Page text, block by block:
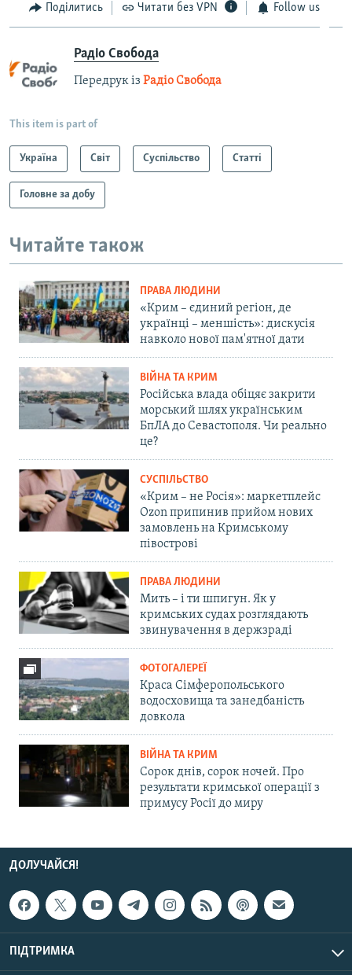
Поділитись Читати без VPN Follow us
Радіо Свобода
Передрук із Радіо Свобода
This item is part of
Україна Світ Суспільство Статті
Головне за добу
Читайте також
ПРАВА ЛЮДИНИ
«Крим – єдиний регіон, де
українці – меншість»: дискусія
навколо нової пам'ятної дати
ВІЙНА ТА КРИМ
Російська влада обіцяє закрити
морський шлях українським
БпЛА до Севастополя. Чи реально
це?
СУСПІЛЬСТВО
«Крим – не Росія»: маркетплейс
Ozon припинив прийом нових
замовлень на Кримському
півострові
ПРАВА ЛЮДИНИ
Мить – і ти шпигун. Як у
кримських судах розглядають
звинувачення в держзраді
ФОТОГАЛЕРЕЇ
Краса Сімферопольського
водосховища та занедбаність
довкола
ВІЙНА ТА КРИМ
Сорок днів, сорок ночей. Про
результати кримської операції з
примусу Росії до миру
ДОЛУЧАЙСЯ!
ПІДТРИМКА